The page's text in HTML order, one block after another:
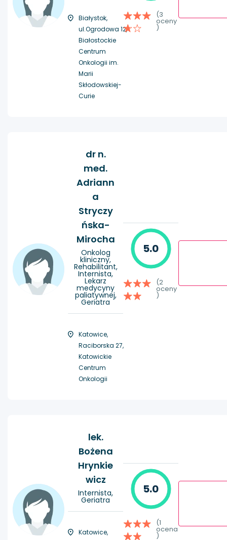
Białystok,
ul.Ogrodowa 12,
Białostockie
Centrum
Onkologii im.
Marii
Skłodowskiej-
Curie
(3
oceny
)
dr n.
med.
Adriann
a
Stryczy
ńska-
Mirocha
Onkolog
kliniczny,
Rehabilitant,
Internista,
Lekarz
medycyny
paliatywnej,
Geriatra
Katowice,
Raciborska 27,
Katowickie
Centrum
Onkologii
5.0
(2
oceny
)
lek.
Bożena
Hrynkie
wicz
Internista,
Geriatra
Katowice,
5.0
(1
ocena
)